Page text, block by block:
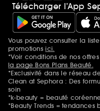
Télécharger l’App
Mentions
Vous pouvez consulter la
promotionsici.
*Voir conditions de nos
la page Bons Plans Beauté.
*Exclusivité dans le réseau
Clean at Sephora : Des
soin
*k-beauty = beauté
*Beauty Trends = tendances